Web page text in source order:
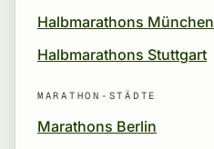
Halbmarathons München
Halbmarathons Stuttgart
MARATHON-STÄDTE
Marathons Berlin